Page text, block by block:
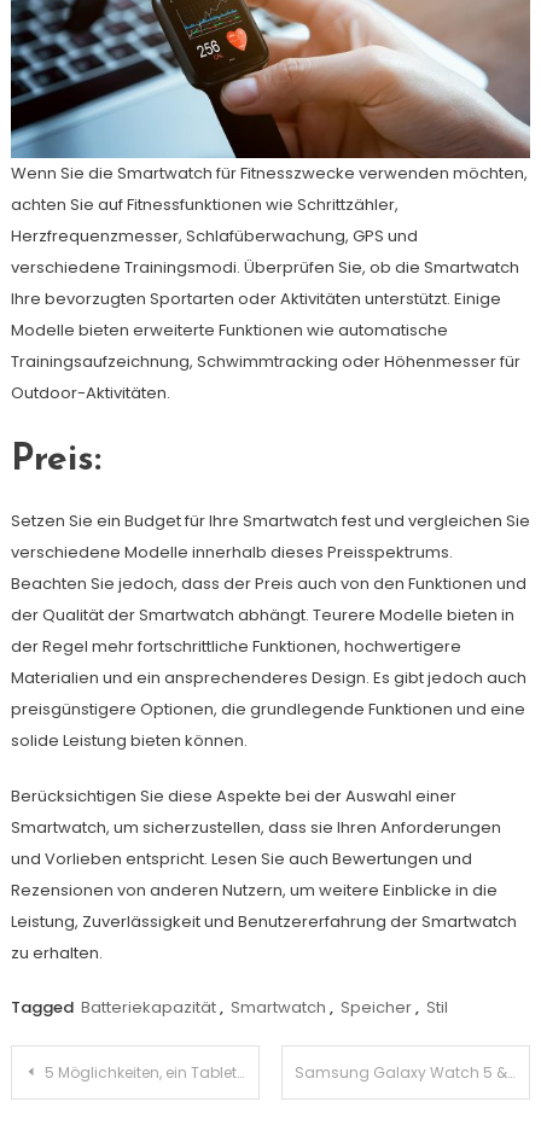
Wenn Sie die Smartwatch für Fitnesszwecke verwenden möchten,
achten Sie auf Fitnessfunktionen wie Schrittzähler,
Herzfrequenzmesser, Schlafüberwachung, GPS und
verschiedene Trainingsmodi. Überprüfen Sie, ob die Smartwatch
Ihre bevorzugten Sportarten oder Aktivitäten unterstützt. Einige
Modelle bieten erweiterte Funktionen wie automatische
Trainingsaufzeichnung, Schwimmtracking oder Höhenmesser für
Outdoor-Aktivitäten.
Preis:
Setzen Sie ein Budget für Ihre Smartwatch fest und vergleichen Sie
verschiedene Modelle innerhalb dieses Preisspektrums.
Beachten Sie jedoch, dass der Preis auch von den Funktionen und
der Qualität der Smartwatch abhängt. Teurere Modelle bieten in
der Regel mehr fortschrittliche Funktionen, hochwertigere
Materialien und ein ansprechenderes Design. Es gibt jedoch auch
preisgünstigere Optionen, die grundlegende Funktionen und eine
solide Leistung bieten können.
Berücksichtigen Sie diese Aspekte bei der Auswahl einer
Smartwatch, um sicherzustellen, dass sie Ihren Anforderungen
und Vorlieben entspricht. Lesen Sie auch Bewertungen und
Rezensionen von anderen Nutzern, um weitere Einblicke in die
Leistung, Zuverlässigkeit und Benutzererfahrung der Smartwatch
zu erhalten.
Tagged Batteriekapazität, Smartwatch , Speicher, Stil
Beitragsnavigation
5 Möglichkeiten, ein Tablet zu verwenden Samsung Galaxy Watch 5 & 5 Pro – Technikneuheit mit gewohnter Samsung Qualität?